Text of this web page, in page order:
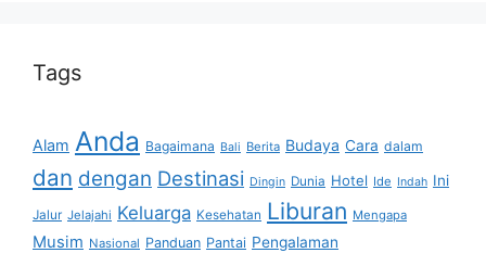
Tags
Alam Anda Bagaimana Bali Berita Budaya Cara dalam
dan dengan Destinasi Dingin Dunia Hotel Ide Indah Ini
Jalur Jelajahi Keluarga Kesehatan Liburan Mengapa
Musim Nasional Panduan Pantai Pengalaman